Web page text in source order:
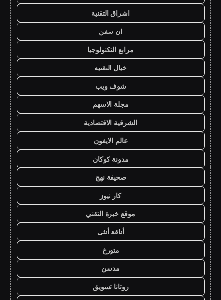
اشراق التقنية
ان سفن
مرابع التكنولوجيا
خيال التقنية
شوف ويب
مجلة الاسهم
الشرقية الاقتصادية
عالم الايفون
مدونة كوكان
صحيفة نهج
كار نيوز
موقع خبرة التقني
أناقة أنثى
متورخ
مدسن
روتانا تسويق